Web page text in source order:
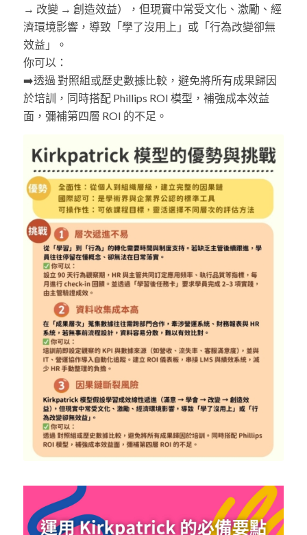
→ 改變 → 創造效益），但現實中常受文化、激勵、經
濟環境影響，導致「學了沒用上」或「行為改變卻無
效益」。
你可以：
➡️透過 對照組或歷史數據比較，避免將所有成果歸因
於培訓，同時搭配Phillips ROI 模型，補強成本效益
面，彌補第四層 ROI 的不足。